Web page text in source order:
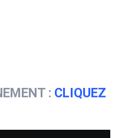
: CLIQUEZ